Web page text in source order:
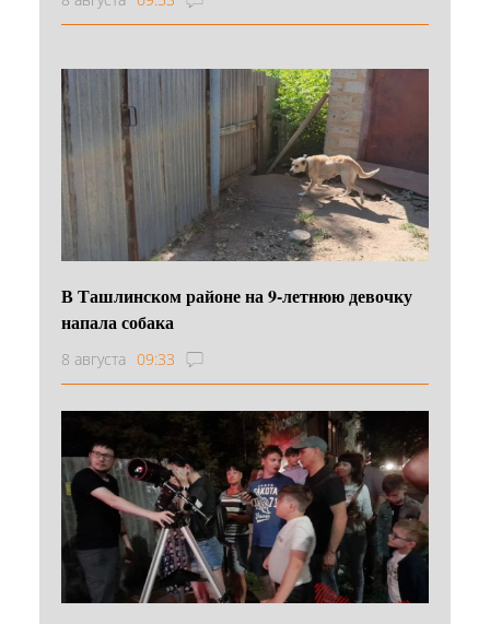
В Ташлинском районе на 9-летнюю девочку
напала собака
8 августа 09:33